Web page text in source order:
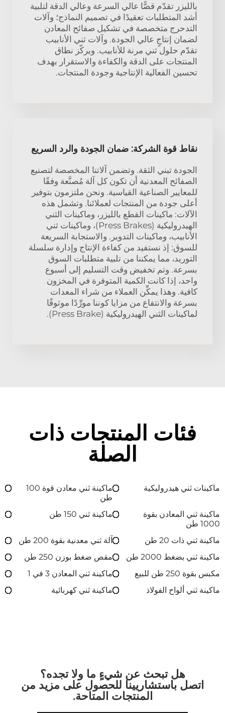
بالليزر تقدّم قصًّا عالي السرعة وعالي الدقة لتلبية
أشد المتطلبات تعقيدًا في تصميم النماذج؛ وآلات
التدحرج متخصصة في تشكيل صفائح المعادن
لضمان إنتاجٍ عالي الجودة. وآلات ثني الأنابيب
تقدّم حلول ثني مرنة للأنابيب. ويركّز نطاق
المنتجات على الدقة والكفاءة والاستقرار بهدف
تحسين الفعالية الإنتاجية وجودة المنتجات.
نقاط قوة الشركة: ضمان الجودة والرد السريع
الجودة تبني الثقة. وتضمن آلاتنا المخصصة لتصنيع
الصفائح المعدنية أن تكون كل آلة مُصنَّعة وفقًا
للمعايير الصناعية القياسية. ونحن ملتزمون بتوفير
أعلى جودة من المنتجات لعملائنا. وتشمل هذه
الآلات: ماكينات القطع بالليزر، وماكينات الثني
الهيدروليكية (Press Brakes)، وماكينات ثني
الأنابيب، وماكينات التدوير. والاستجابة السريعة
للسوق: إذ نستفيد من كفاءة الإنتاج وإدارة سلسلة
التوريد، مما يمكننا من تلبية متطلبات السوق
بسرعة. وتم تخفيض وقت التسليم إلى أسبوع
واحد، إذا كانت الكمية المتوفرة في المخزون
كافية. وهذا يمكِّن العملاء من شراء المعدات
بسرعة والانتفاع من مزايا كوننا مورِّدًا موثوقًا
لماكينات الثني الهيدروليكية (Press Brake).
فئات المنتجات ذات
الصلة
ماكينات ثني هيدروليكية
ماكينة ثني معادن قوة 100
طن
ماكينة ثني المعادن بقوة
1000 طن
ماكينة ثني 150 طن
ماكينة ثني ذات 20 طن
آلة ثني معدنية بقوة 200 طن
ماكينة ثني بضغط 2000 طن
مقص ضغط بوزن 250 طن
مكبس بقوة 250 طن للبيع
ماكينة ثني المعادن 3 في 1
ماكينة ثني ألواح الفولاذ
ماكينة ثني كهربائية
هل تبحث عن شيءٍ ما ولا تجده؟
اتصل باستشاريينا للحصول على مزيد من
المنتجات المتاحة.